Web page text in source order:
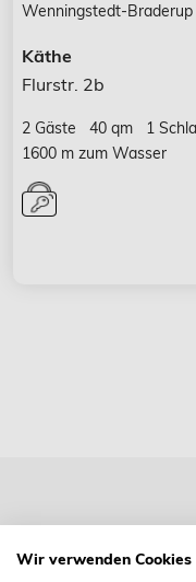
Wenningstedt-Braderup
Käthe
Flurstr. 2b
2 Gäste 40 qm 1
1600 m zum Wasser
C - A SYLT
Wir verwenden Cookies